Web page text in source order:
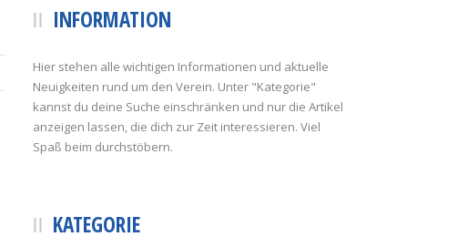
INFORMATION
Hier stehen alle wichtigen Informationen und aktuelle
Neuigkeiten rund um den Verein. Unter "Kategorie"
kannst du deine Suche einschränken und nur die Artikel
anzeigen lassen, die dich zur Zeit interessieren. Viel
Spaß beim durchstöbern.
KATEGORIE